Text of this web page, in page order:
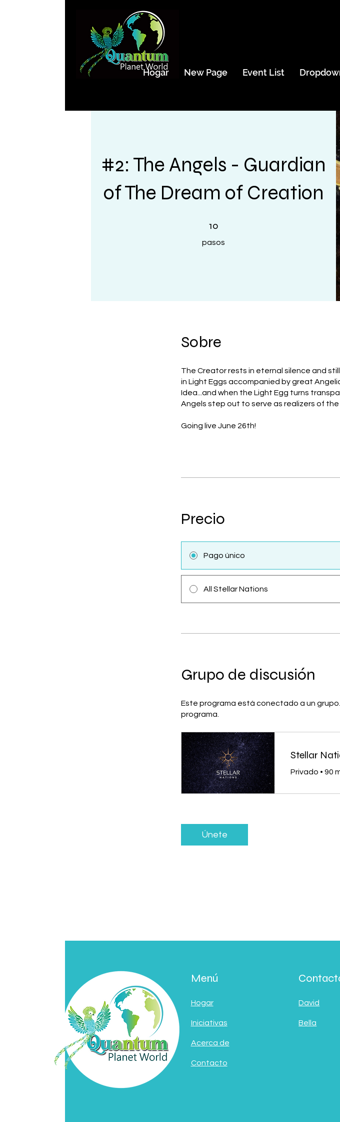
Hogar
New Page Event List
#2: The Angels - Guardian
of The Dream of Creation
10
pasos
Sobre
The Creator rests in eternal silence and
in Light Eggs accompanied by great
Idea...and when the Light Egg turns
Angels step out to serve as realizers of the
Going live June 26th!
Precio
Pago único
All Stellar Nations
Grupo de discusión
Este programa está conectado a un
programa.
Stellar
Privado • 90
Únete
Menú
Hogar
Iniciativas
Acerca de
Contacto
David
Bella